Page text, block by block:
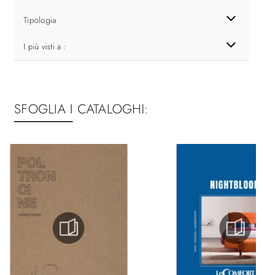
Tipologia
I più visti a :
SFOGLIA I CATALOGHI: